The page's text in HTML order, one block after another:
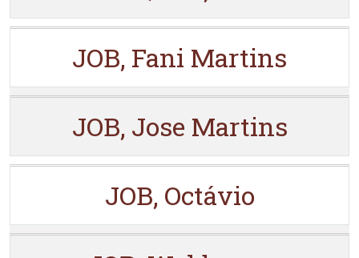
JOB, Fani Martins
JOB, Jose Martins
JOB, Octávio